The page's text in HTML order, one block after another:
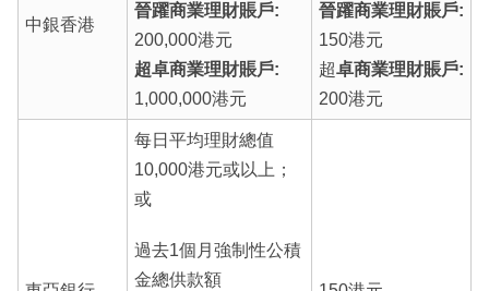
中銀香港
晉躍商業理財賬戶:
200,000港元
超卓商業理財賬戶:
1,000,000港元
晉躍商業理財賬戶:
150港元
超卓商業理財賬戶:
200港元
每日平均理財總值
10,000港元或以上；
或
過去1個月強制性公積
金總供款額